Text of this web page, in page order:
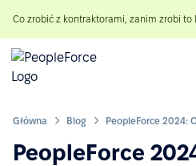
Co zrobić z kontraktorami, zanim zrobi to
Główna Blog
PeopleForce